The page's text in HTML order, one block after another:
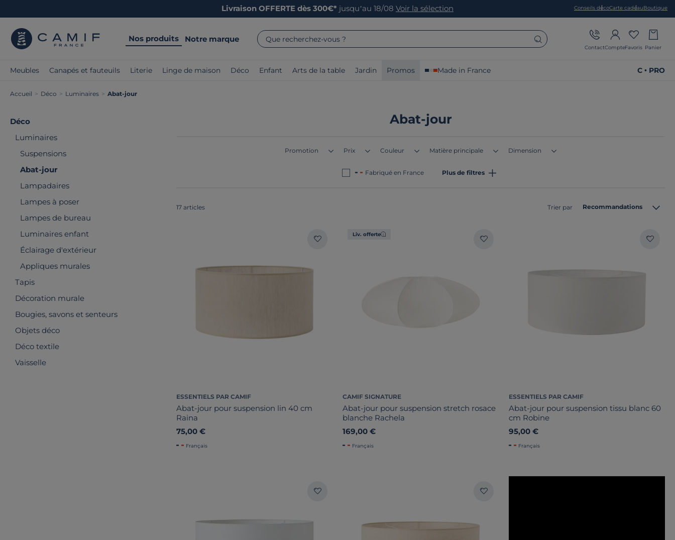
Livraison OFFERTE dès 300€* jusqu’au 18/08 Voir la sélection Conseils décoCarte cadeauBoutique
Nos produits Notre marque Que recherchez-vous ?
ContactCompteFavoris Panier
Meubles Canapés et fauteuils Literie Linge de maison Déco Enfant Arts de la table Jardin Promos Made in France C • PRO
Accueil > Déco > Luminaires > Abat-jour
Déco
Luminaires
Suspensions
Abat-jour
Lampadaires
Lampes à poser
Lampes de bureau
Luminaires enfant
Éclairage d'extérieur
Appliques murales
Tapis
Décoration murale
Bougies, savons et senteurs
Objets déco
Déco textile
Vaisselle
Abat-jour
Promotion Prix Couleur Matière principale Dimension
Fabriqué en France Plus de filtres
17 articles Trier par Recommandations
ESSENTIELS PAR CAMIF
Abat-jour pour suspension lin 40 cm
Raina
75,00 €
Français
Liv. offerte
CAMIF SIGNATURE
Abat-jour pour suspension stretch rosace
blanche Rachela
169,00 €
Français
ESSENTIELS PAR CAMIF
Abat-jour pour suspension tissu blanc 60
cm Robine
95,00 €
Français